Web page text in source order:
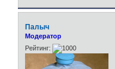
Палыч
Модератор
Рейтинг: